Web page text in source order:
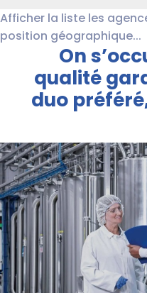
Afficher la liste les
position géographique...
On
qualité
duo